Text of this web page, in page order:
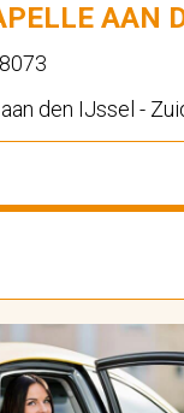
AAN
den IJssel -